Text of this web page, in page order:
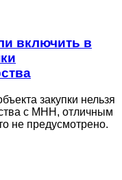
включить в
закупки нельзя
с МНН, отличным
не предусмотрено.